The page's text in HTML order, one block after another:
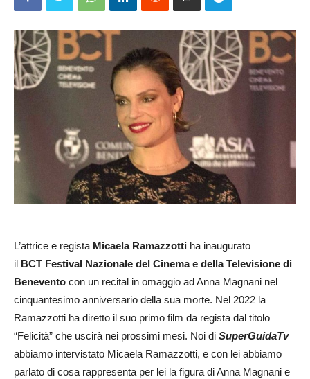
L’attrice e regista Micaela Ramazzotti ha inaugurato
il BCT Festival Nazionale del Cinema e della Televisione di
Benevento con un recital in omaggio ad Anna Magnani nel
cinquantesimo anniversario della sua morte. Nel 2022 la
Ramazzotti ha diretto il suo primo film da regista dal titolo
“Felicità” che uscirà nei prossimi mesi. Noi di SuperGuidaTv
abbiamo intervistato Micaela Ramazzotti, e con lei abbiamo
parlato di cosa rappresenta per lei la figura di Anna Magnani e